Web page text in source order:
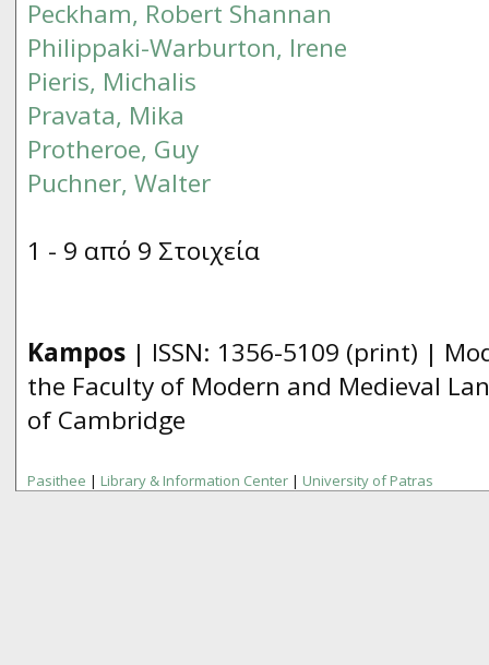
Peckham, Robert Shannan
Philippaki-Warburton, Irene
Pieris, Michalis
Pravata, Mika
Protheroe, Guy
Puchner, Walter
1 - 9 από 9 Στοιχεία
Kampos | ISSN: 1356­-5109 (print) |
the Faculty of Modern and Medieval
of Cambridge
Pasithee | Library & Information Center | University of Patras